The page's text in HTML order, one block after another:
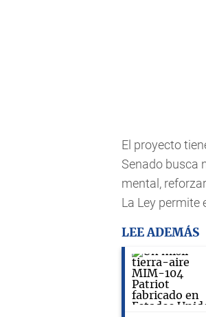
El proyecto
Senado busca
mental,
La Ley permite
LEE ADEMÁS